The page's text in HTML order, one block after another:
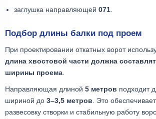
заглушка направляющей 071
Подбор длины балки под проем
При проектировании откатных ворот
длина хвостовой части должна
ширины проема
Направляющая длиной 5 метров подходит
шириной до 3–3,5 метров . Это
развесовку створки и стабильную работу